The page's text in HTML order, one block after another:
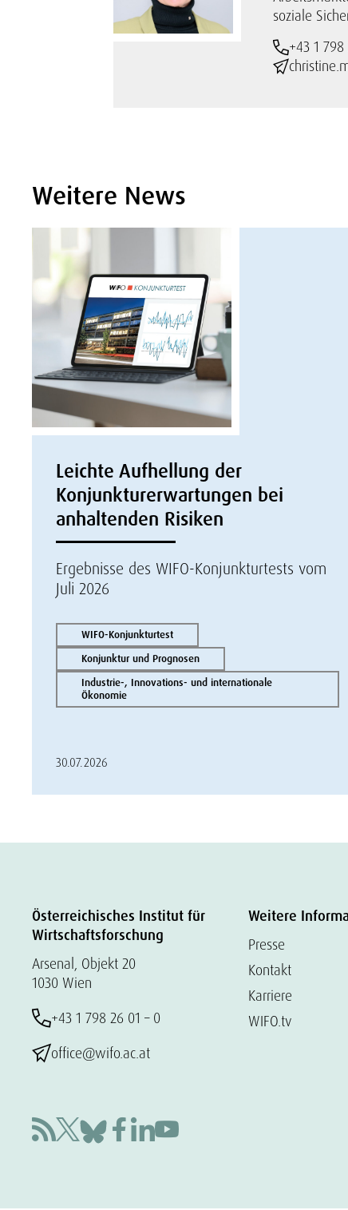
soziale
+43 1
Weitere News
Leichte Aufhellung der
Konjunkturerwartungen bei
anhaltenden Risiken
Ergebnisse des WIFO-Konjunkturtests vom
Juli 2026
WIFO-Konjunkturtest
Konjunktur und Prognosen
Industrie-, Innovations- und internationale
Ökonomie
30.07.2026
Österreichisches Institut für
Wirtschaftsforschung
Arsenal, Objekt 20
1030 Wien
+43 1 798 26 01 – 0
office@wifo.ac.at
Weitere
Presse
Kontakt
Karriere
WIFO.tv